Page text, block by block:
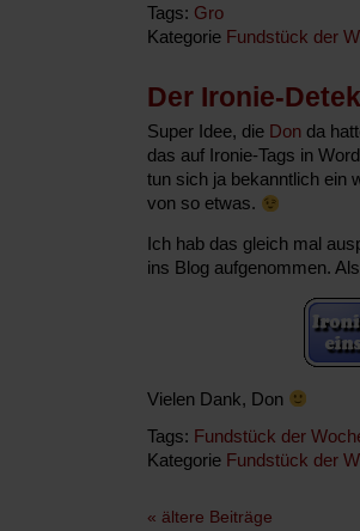
Tags: Gro
Kategorie Fundstück der
Der Ironie-
Super Idee, die Don da
das auf Ironie-Tags in
tun sich ja bekanntlich ein
von so etwas.
Ich hab das gleich mal
ins Blog aufgenommen.
Vielen Dank, Don
Tags: Fundstück der
Kategorie Fundstück der
« ältere Beiträge